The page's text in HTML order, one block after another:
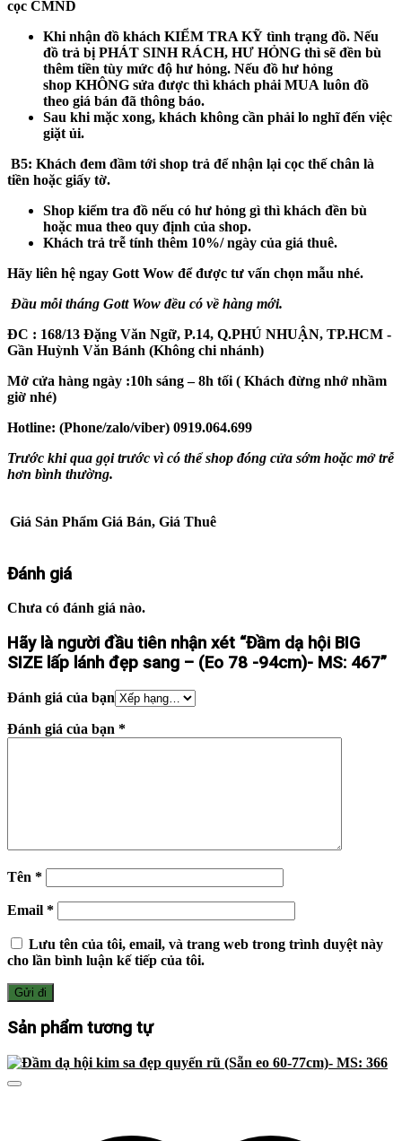
cọc CMND
Khi nhận đồ khách KIỂM TRA KỸ tình trạng đồ. Nếu
đồ trả bị PHÁT SINH RÁCH, HƯ HỎNG thì sẽ đền bù
thêm tiền tùy mức độ hư hỏng. Nếu đồ hư hỏng
shop KHÔNG sửa được thì khách phải MUA luôn đồ
theo giá bán đã thông báo.
Sau khi mặc xong, khách không cần phải lo nghĩ đến việc
giặt ủi.
B5: Khách đem đầm tới shop trả để nhận lại cọc thế chân là
tiền hoặc giấy tờ.
Shop kiểm tra đồ nếu có hư hỏng gì thì khách đền bù
hoặc mua theo quy định của shop.
Khách trả trễ tính thêm 10%/ ngày của giá thuê.
Hãy liên hệ ngay Gott Wow để được tư vấn chọn mẫu nhé.
Đầu mỗi tháng Gott Wow đều có về hàng mới.
ĐC : 168/13 Đặng Văn Ngữ, P.14, Q.PHÚ NHUẬN, TP.HCM -
Gần Huỳnh Văn Bánh (Không chi nhánh)
Mở cửa hàng ngày :10h sáng – 8h tối ( Khách đừng nhớ nhầm
giờ nhé)
Hotline: (Phone/zalo/viber) 0919.064.699
Trước khi qua gọi trước vì có thể shop đóng cửa sớm hoặc mở trễ
hơn bình thường.
Giá Sản Phẩm Giá Bán, Giá Thuê
Đánh giá
Chưa có đánh giá nào.
Hãy là người đầu tiên nhận xét “Đầm dạ hội BIG
SIZE lấp lánh đẹp sang – (Eo 78 -94cm)- MS: 467”
Đánh giá của bạn
Đánh giá của bạn *
Tên *
Email *
Lưu tên của tôi, email, và trang web trong trình duyệt này
cho lần bình luận kế tiếp của tôi.
Sản phẩm tương tự